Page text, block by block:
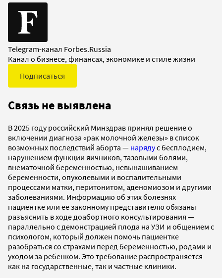
Telegram-канал Forbes.Russia
Канал о бизнесе, финансах, экономике и стиле жизни
Подписаться
Связь не выявлена
В 2025 году российский Минздрав принял решение о
включении диагноза «рак молочной железы» в список
возможных последствий аборта — нарядус бесплодием,
нарушением функции яичников, тазовыми болями,
внематочной беременностью, невынашиванием
беременности, опухолевыми и воспалительными
процессами матки, перитонитом, аденомиозом и другими
заболеваниями. Информацию об этих болезнях
пациентке или ее законному представителю обязаны
разъяснить в ходе доабортного консультирования —
параллельно с демонстрацией плода на УЗИ и общением с
психологом, который должен помочь пациентке
разобраться со страхами перед беременностью, родами и
уходом за ребенком. Это требование распространяется
как на государственные, так и частные клиники.